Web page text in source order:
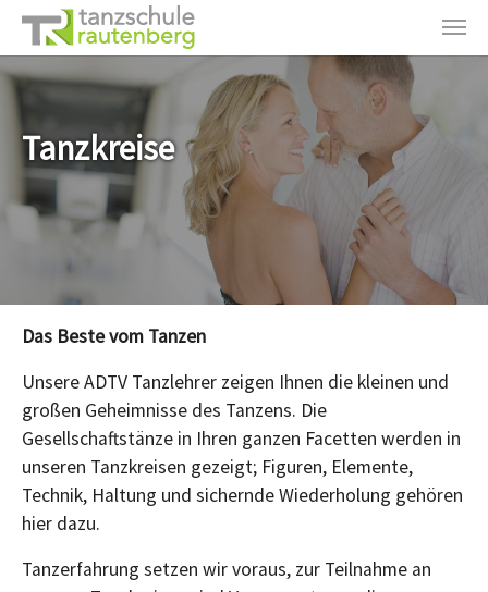
Zum Hauptinhalt springen
Tanzkreise
Das Beste vom Tanzen
Unsere ADTV Tanzlehrer zeigen Ihnen die kleinen und
großen Geheimnisse des Tanzens. Die
Gesellschaftstänze in Ihren ganzen Facetten werden in
unseren Tanzkreisen gezeigt; Figuren, Elemente,
Technik, Haltung und sichernde Wiederholung gehören
hier dazu.
Tanzerfahrung setzen wir voraus, zur Teilnahme an